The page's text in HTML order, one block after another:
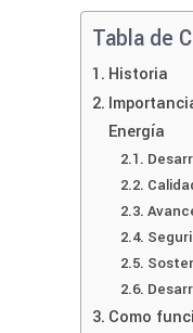
Tabla de
Historia
Energía
Como